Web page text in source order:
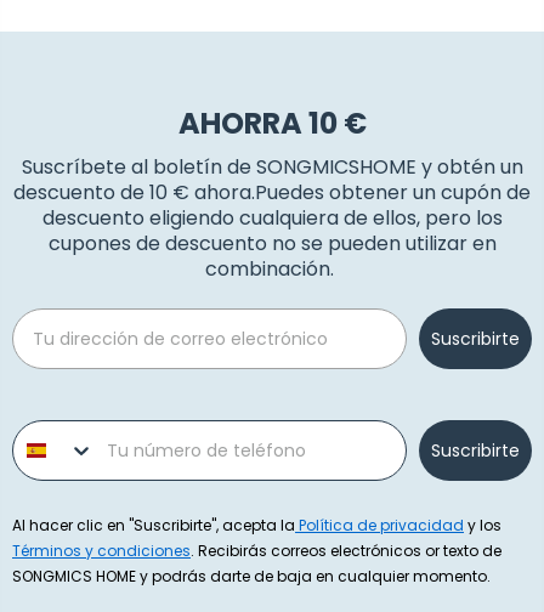
AHORRA 10 €
Suscríbete al boletín de SONGMICSHOME y obtén un
descuento de 10 € ahora.Puedes obtener un cupón de
descuento eligiendo cualquiera de ellos, pero los
cupones de descuento no se pueden utilizar en
combinación.
Email
Suscribirte
Phone number
Suscribirte
Al hacer clic en "Suscribirte", acepta la Política de privacidad y los
Términos y condiciones. Recibirás correos electrónicos or texto de
SONGMICS HOME y podrás darte de baja en cualquier momento.